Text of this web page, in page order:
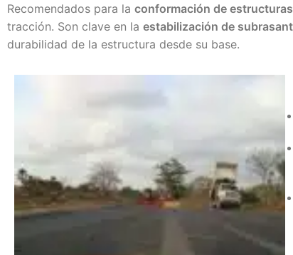
Recomendados para la conformación de
tracción. Son clave en la estabilización de
durabilidad de la estructura desde su base.